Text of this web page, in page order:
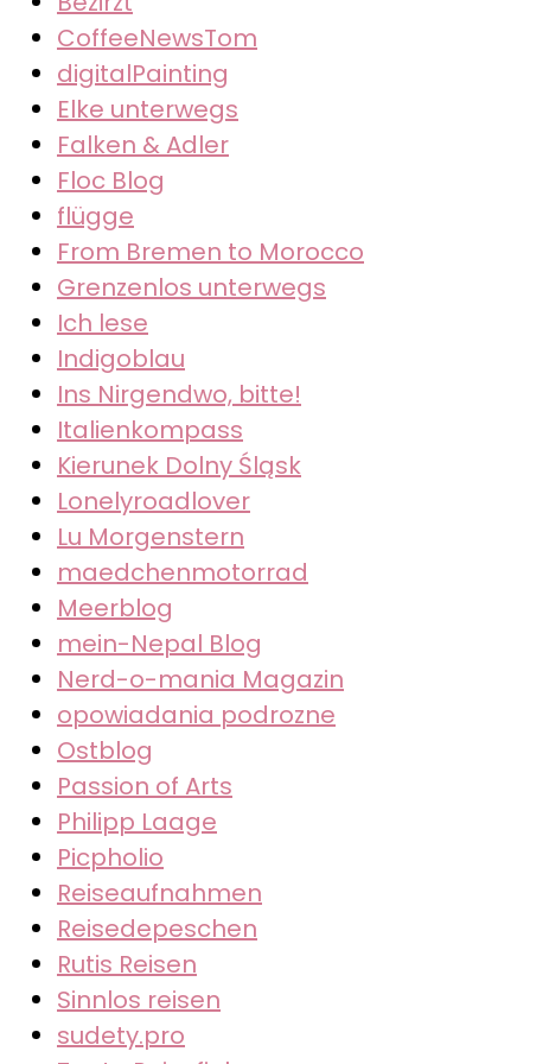
CoffeeNewsTom
digitalPainting
Elke unterwegs
Falken & Adler
Floc Blog
flügge
From Bremen to Morocco
Grenzenlos unterwegs
Ich lese
Indigoblau
Ins Nirgendwo, bitte!
Italienkompass
Kierunek Dolny Śląsk
Lonelyroadlover
Lu Morgenstern
maedchenmotorrad
Meerblog
mein-Nepal Blog
Nerd-o-mania Magazin
opowiadania podrozne
Ostblog
Passion of Arts
Philipp Laage
Picpholio
Reiseaufnahmen
Reisedepeschen
Rutis Reisen
Sinnlos reisen
sudety.pro